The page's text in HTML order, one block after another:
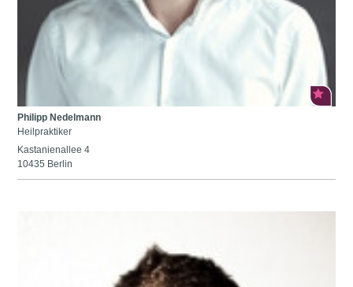
Philipp Nedelmann
Heilpraktiker
Kastanienallee 4
10435 Berlin